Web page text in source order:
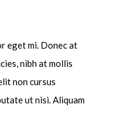
eget mi. Donec at
nibh at mollis
non cursus
ut nisi. Aliquam